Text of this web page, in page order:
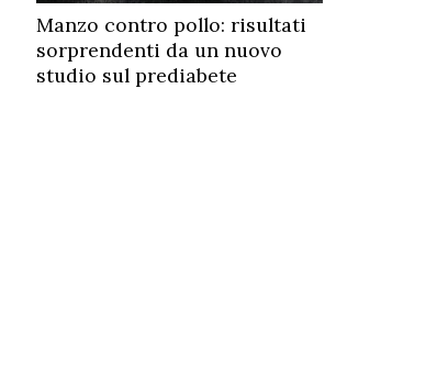
Manzo contro pollo: risultati
sorprendenti da un nuovo
studio sul prediabete